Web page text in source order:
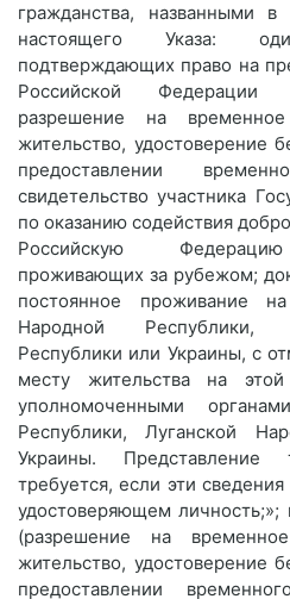
гражданства, названными в
настоящего Указа:
подтверждающих право на
Российской Федерации
разрешение на
жительство, удостоверение
предоставлении
свидетельство участника
по оказанию содействия
Российскую Федерацию
проживающих за рубежом;
постоянное проживание
Народной Республики,
Республики или Украины, с
месту жительства на
уполномоченными
Республики, Луганской
Украины.
требуется, если эти
удостоверяющем личность;»;
(разрешение на
жительство, удостоверение
предоставлении